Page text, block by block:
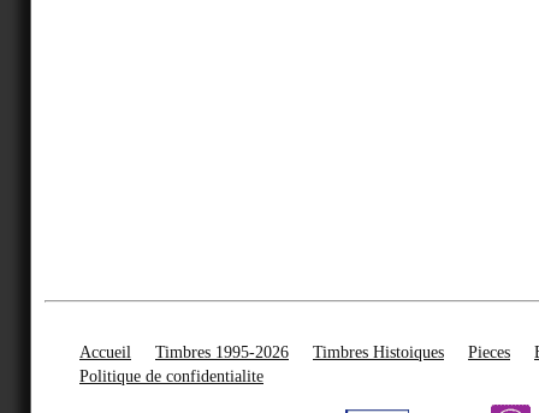
Accueil Timbres 1995-2026 Timbres Histoiques Pieces
Politique de confidentialite